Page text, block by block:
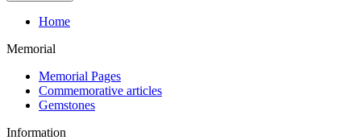
Home
Memorial
Memorial Pages
Commemorative articles
Gemstones
Information